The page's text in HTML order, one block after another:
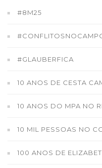
#8M25
#GLAUBERFICA
10 ANOS DE CESTA
10 ANOS DO MPA NO
10 MIL PESSOAS NO
100 ANOS DE